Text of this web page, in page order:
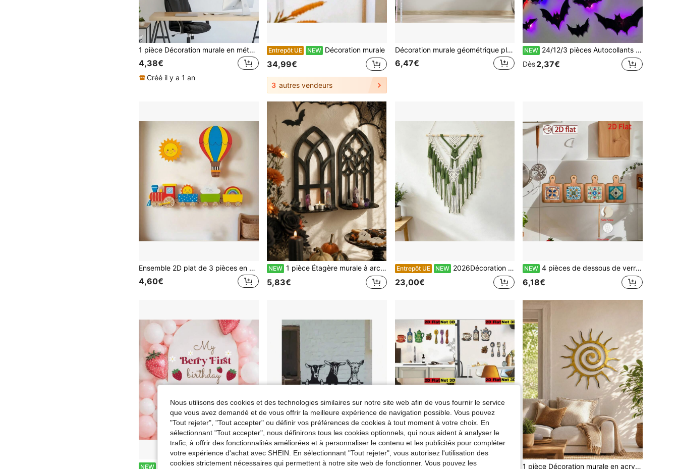
1 pièce Décoration murale en métal Lotus, Œuvre murale Lotus noir creuse, Signe de yoga Fleur métallique Contour mural pour chambre à coucher, salle de bain, cuisine, bureau, jardin, décoration d'hôtel, installation facile. Meilleurs cadeaux de Noël, décorations de Noël pour la maison
4,38€
Créé il y a 1 an
Entrepôt UE NEW Décoration murale
34,99€
3 autres vendeurs
Décoration murale géométrique plate 2D en acrylique Monstera, luxe moderne, schéma de couleurs vert foncé & or, convient pour le salon/la chambre/l'entrée, pour les amateurs du style nordique/luxe/verdure tropicale
6,47€
NEW 24/12/3 pièces Autocollants 3D de chauve-souris phosphorescents, Décalcomanies murales lumineuses d'Halloween, Autocollants de fenêtre effrayants amovibles pour porte de garage, jardin, maison, fête, bar
Dès2,37€
Ensemble 2D plat de 3 pièces en acrylique fantastique comprenant train, soleil, montgolfière - Design créatif arc-en-ciel & nuage, convient pour un cadeau toutes saisons, pièce d'art amusante, bois durable, plaque décorative, designer d'intérieur
4,60€
NEW 1 pièce Étagère murale à arche gothique, style fenêtre d'église noire, support d'affichage mural, étagère de rangement pour petits ornements de bougies en pierre de cristal, décoration murale de maison sombre et mystérieuse, décoration murale pour salon, chambre, entrée, bureau, décoration de chambre thème lune, étoile et magie, ornement mural de style sorcière, plateau d'affichage de cristal, support mural pour bougies d'aromathérapie, étagère décorative de style château vintage
5,83€
Entrepôt UE NEW 2026Décoration murale tissée à franges pour la décoration de la maison et de la maison d'hôtes, décoration murale pour la chambre et le salon.
23,00€
NEW 4 pièces de dessous de verre en bois imprimés à plat 2D, double usage décoration murale et de table, décoration douce thème cuisine, tapis isolants de table de salle à manger, décoration murale, convient pour les anniversaires et diverses fêtes
6,18€
NEW 1 pièce Autocollant mural My Berry First Birthday, Autocollant mural pour fête d'anniversaire 1 an de bébé fille, Décoration de fête thème fraise, Fournitures pour fête d'anniversaire 1 an de bébé fille NEW 1 pièce Décoration murale en fer de chèvre en métal pour intérieur/extérieur, convient pour le salon, la maison et le jardin, parfait pour la décoration printanière.
1 pièce Décoration murale en acrylique 2D plate vintage en spirale de soleil, résistante aux intempéries, convient pour la décoration intérieure et extérieure, s'adapte à la cour, au porche, au salon, aux scènes de mariage et de Noël, installation facile, dos auto-adhésif, décoration murale artistique pour le salon, la cour extérieure, le balcon
Nous utilisons des cookies et des technologies similaires sur notre site web afin de vous fournir le service
que vous avez demandé et de vous offrir la meilleure expérience de navigation possible. Vous pouvez
"Tout rejeter", "Tout accepter" ou définir vos préférences de cookies à tout moment à votre choix. En
sélectionnant "Tout accepter", nous définirons tous les cookies optionnels, qui nous aident à analyser le
trafic, à offrir des fonctionnalités améliorées et à personnaliser le contenu et les publicités pour compléter
votre expérience d'achat avec SHEIN. En sélectionnant "Tout rejeter", vous autorisez l'utilisation des
cookies strictement nécessaires qui permettent à notre site web de fonctionner. Vous pouvez les